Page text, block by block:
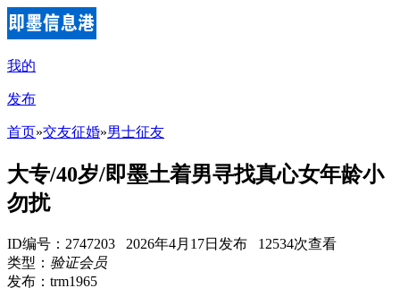
我的
发布
首页»交友征婚»男士征友
大专/40岁/即墨土着男寻找真心女年龄小
勿扰
ID编号：2747203 2026年4月17日发布 12534次查看
类型： 验证会员
发布：trm1965